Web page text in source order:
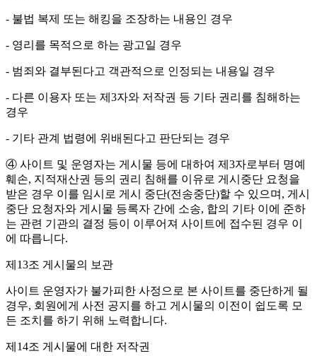
- 불법 복제 또는 해킹을 조장하는 내용인 경우
- 영리를 목적으로 하는 광고일 경우
- 범죄와 결부된다고 객관적으로 인정되는 내용일 경우
- 다른 이용자 또는 제3자와 저작권 등 기타 권리를 침해하는
경우
- 기타 관계 법령에 위배된다고 판단되는 경우
④ 사이트 및 운영자는 게시물 등에 대하여 제3자로부터 명예
훼손, 지적재산권 등의 권리 침해를 이유로 게시중단 요청을
받은 경우 이를 임시로 게시 중단(전송중단)할 수 있으며, 게시
중단 요청자와 게시물 등록자 간에 소송, 합의 기타 이에 준하
는 관련 기관의 결정 등이 이루어져 사이트에 접수된 경우 이
에 따릅니다.
제13조 게시물의 보관
사이트 운영자가 불가피한 사정으로 본 사이트를 중단하게 될
경우, 회원에게 사전 공지를 하고 게시물의 이전이 쉽도록 모
든 조치를 하기 위해 노력합니다.
제14조 게시물에 대한 저작권